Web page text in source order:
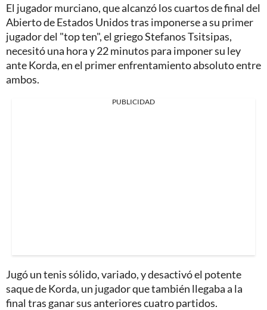
El jugador murciano, que alcanzó los cuartos de final del
Abierto de Estados Unidos tras imponerse a su primer
jugador del "top ten", el griego Stefanos Tsitsipas,
necesitó una hora y 22 minutos para imponer su ley
ante Korda, en el primer enfrentamiento absoluto entre
ambos.
PUBLICIDAD
Jugó un tenis sólido, variado, y desactivó el potente
saque de Korda, un jugador que también llegaba a la
final tras ganar sus anteriores cuatro partidos.